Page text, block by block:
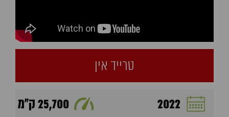
טרייד אין
2022
25,700 ק"מ